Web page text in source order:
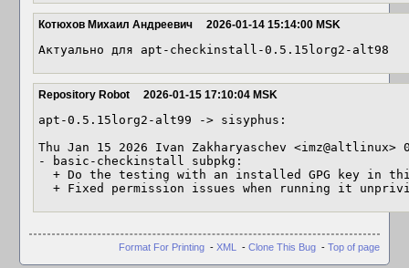
Котюхов Михаил Андреевич 2026-01-14 15:14:00 MSK
Актуально для apt-checkinstall-0.5.15lorg2-alt98
Repository Robot 2026-01-15 17:10:04 MSK
apt-0.5.15lorg2-alt99 -> sisyphus:
Thu Jan 15 2026 Ivan Zakharyaschev
- basic-checkinstall subpkg:
+ Fixed permission issues when running it
Format For Printing - XML - Clone This Bug - Top of page